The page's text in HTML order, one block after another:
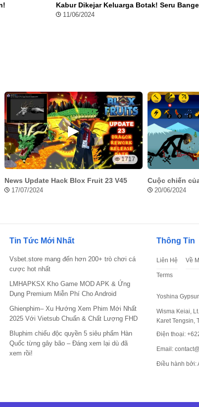
Kabur Dikejar Keluarga Botak! Seru
11/06/2024
1717
News Update Hack Blox Fruit 23 V45
17/07/2024
Cuộc chiến
20/06/2024
Tin Tức Mới Nhất
Vsbet.store mang đến hơn 200+ trò chơi cá
cược hot nhất
LMHAPKSX Kho Game MOD APK & Ứng
Dụng Premium Miễn Phí Cho Android
Ghienphim– Xu Hướng Xem Phim Mới Nhất
2025 Với Vietsub Chuẩn & Chất Lượng FHD
Bluphim chiếu độc quyền 5 siêu phẩm Hàn
Quốc từng gây bão – Đáng xem lại dù đã
xem rồi!
Thông Tin
Liên Hệ Về
Terms
Yoshina
Wisma Keiai,
Karet Tengsin,
Điện thoại:
Email:
Điều hành bởi: